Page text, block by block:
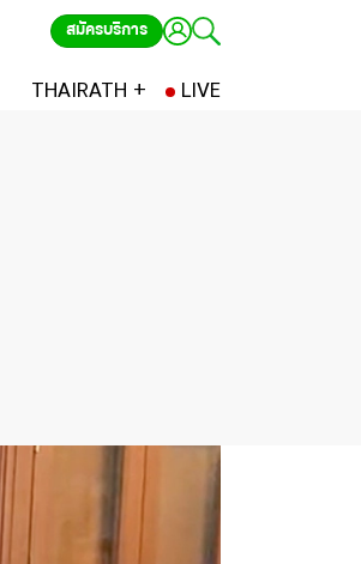
สมัครบริการ
THAIRATH + LIVE